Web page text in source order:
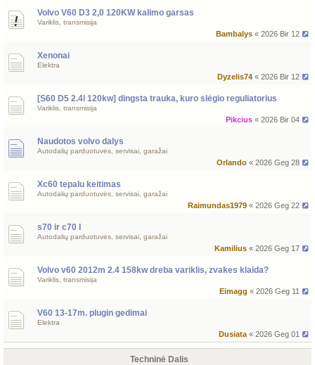
Volvo V60 D3 2,0 120KW kalimo garsas
Variklis, transmisija
Bambalys « 2026 Bir 12
Xenonai
Elektra
Dyzelis74 « 2026 Bir 12
[S60 D5 2.4l 120kw] dingsta trauka, kuro slėgio reguliatorius
Variklis, transmisija
Pikcius « 2026 Bir 04
Naudotos volvo dalys
Autodalių parduotuvės, servisai, garažai
Orlando « 2026 Geg 28
Xc60 tepalu keitimas
Autodalių parduotuvės, servisai, garažai
Raimundas1979 « 2026 Geg 22
s70 ir c70 I
Autodalių parduotuvės, servisai, garažai
Kamilius « 2026 Geg 17
Volvo v60 2012m 2.4 158kw dreba variklis, zvakes klaida?
Variklis, transmisija
Eimagg « 2026 Geg 11
V60 13-17m. plugin gedimai
Elektra
Dusiata « 2026 Geg 01
Techninė Dalis